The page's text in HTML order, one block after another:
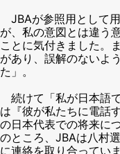
JBAが参照用として
が、私の意図とは違う
ことに気付きました。
があり、誤解のないよ
た」。
続けて「私が日本語
は『彼が私たちに電話
の日本代表での将来に
のところ、JBAは八村
に連絡を取り合ってい